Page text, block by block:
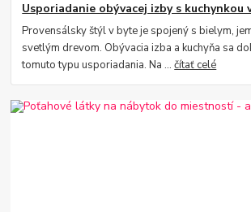
Usporiadanie obývacej izby s kuchynkou
Provensálsky štýl v byte je spojený s bielym,
svetlým drevom. Obývacia izba a kuchyňa sa
tomuto typu usporiadania. Na ...čítať celé